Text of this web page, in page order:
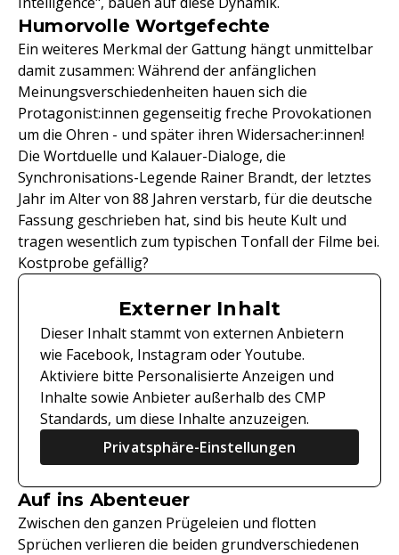
Humorvolle Wortgefechte
Ein weiteres Merkmal der Gattung hängt unmittelbar
damit zusammen: Während der anfänglichen
Meinungsverschiedenheiten hauen sich die
Protagonist:innen gegenseitig freche Provokationen
um die Ohren - und später ihren Widersacher:innen!
Die Wortduelle und Kalauer-Dialoge, die
Synchronisations-Legende Rainer Brandt, der letztes
Jahr im Alter von 88 Jahren verstarb, für die deutsche
Fassung geschrieben hat, sind bis heute Kult und
tragen wesentlich zum typischen Tonfall der Filme bei.
Kostprobe gefällig?
Externer Inhalt
Dieser Inhalt stammt von externen Anbietern
wie Facebook, Instagram oder Youtube.
Aktiviere bitte Personalisierte Anzeigen und
Inhalte sowie Anbieter außerhalb des CMP
Standards, um diese Inhalte anzuzeigen.
Privatsphäre-Einstellungen
Auf ins Abenteuer
Zwischen den ganzen Prügeleien und flotten
Sprüchen verlieren die beiden grundverschiedenen